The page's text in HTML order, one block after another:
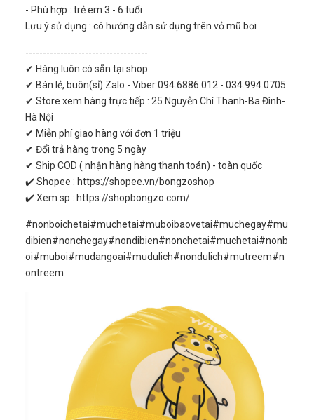
- Phù hợp : trẻ em 3 - 6 tuổi
Lưu ý sử dụng : có hướng dẫn sử dụng trên vỏ mũ bơi
-----------------------------------
✔ Hàng luôn có sẵn tại shop
✔ Bán lẻ, buôn(sỉ) Zalo - Viber 094.6886.012 - 034.994.0705
✔ Store xem hàng trực tiếp : 25 Nguyễn Chí Thanh-Ba Đình-
Hà Nội
✔ Miễn phí giao hàng với đơn 1 triệu
✔ Đổi trả hàng trong 5 ngày
✔ Ship COD ( nhận hàng hàng thanh toán) - toàn quốc
✔️ Shopee : https://shopee.vn/bongzoshop
✔️ Xem sp : https://shopbongzo.com/
#nonboichetai#muchetai#muboibaovetai#muchegay#mu
dibien#nonchegay#nondibien#nonchetai#muchetai#nonb
oi#muboi#mudangoai#mudulich#nondulich#mutreem#n
ontreem